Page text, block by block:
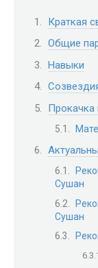
Краткая
Общие
Навыки
Прокачка
Сушан
Сушан